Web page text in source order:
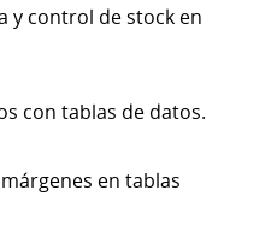
y control de stock en
con tablas de datos.
en tablas